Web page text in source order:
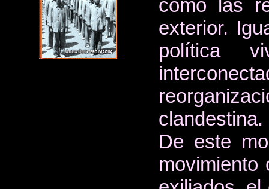
como las
exterior.
política
clandestina.
De este